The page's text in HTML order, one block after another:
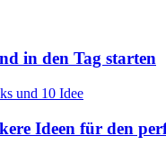
in den Tag starten
Ideen für den